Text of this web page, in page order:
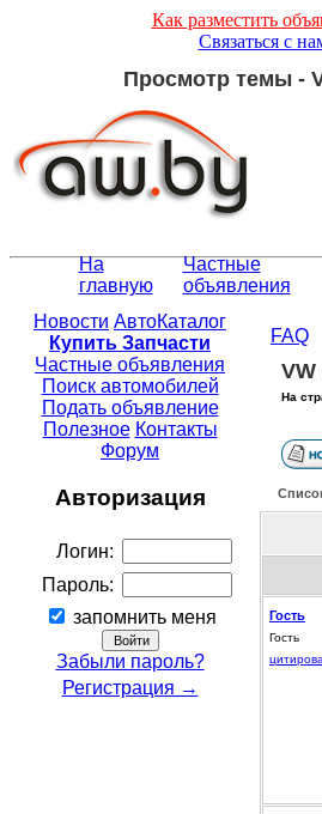
Как разместить
Связаться с
Просмотр темы -
На
главную
Частные
объявления
Новости АвтоКаталог
Купить Запчасти
Частные объявления
Поиск автомобилей
Подать объявление
Полезное Контакты
Форум
Авторизация
Логин:
Пароль:
запомнить меня
Забыли пароль?
Регистрация →
FAQ
VW
На
Гость
Гость